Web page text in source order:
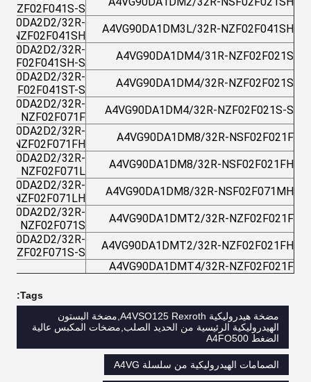
NZF02F041S-S
A4VG90DA1DM3L/32R-NZF02F041SH
32R-
NZF02F041SH
A4VG90DA1DM4/31R-NZF02F021S
32R-
NZF02F041SH-S
A4VG90DA1DM4/32R-NZF02F021S
32R-
NZF02F041ST-S
A4VG90DA1DM4/32R-NZF02F021S-S
32R-
NZF02F071F
A4VG90DA1DM8/32R-NSF02F021F
32R-
NZF02F071FH
A4VG90DA1DM8/32R-NSF02F021FH
32R-
NZF02F071L
A4VG90DA1DM8/32R-NSF02F071MH
32R-
NZF02F071LH
A4VG90DA1DMT2/32R-NZF02F021F
32R-
NZF02F071S
A4VG90DA1DMT2/32R-NZF02F021FH
32R-
NZF02F071S-S
A4VG90DA1DMT4/32R-NZF02F021F
Tags:
مضخة هيدروليكية A4VSO125 Rexroth,مضخة البستون
الهيدروليكية الرئيسية من الحديد الصلب,مضخات المكبس عالية
الضغط A4FO500
الصمامات الهيدروليكية من سلسلة A4VG